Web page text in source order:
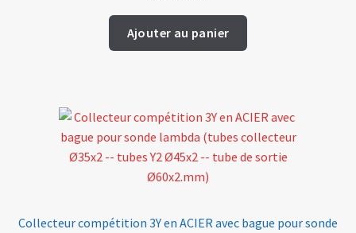
Ajouter au panier
Collecteur compétition 3Y en ACIER avec bague pour sonde